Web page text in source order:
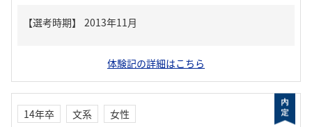
体験記の詳細はこちら
14年卒 文系
女性